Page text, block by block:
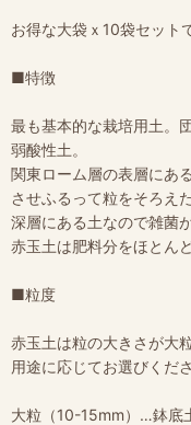
お得な大袋ｘ10袋セット
■特徴
最も基本的な栽培用土。
弱酸性土。
関東ローム層の表層にあ
させふるって粒をそろえ
深層にある土なので雑菌
赤玉土は肥料分をほとん
■粒度
赤玉土は粒の大きさが大
用途に応じてお選びくださ
大粒（10-15mm）…鉢底